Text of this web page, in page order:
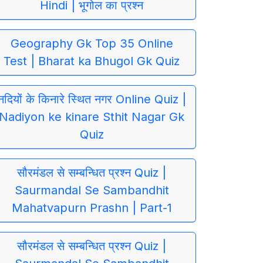
Hindi | भूगोल का प्रश्न
Geography Gk Top 35 Online
Test | Bharat ka Bhugol Gk Quiz
के किनारे स्थित नगर Online Quiz |
Nadiyon ke kinare Sthit Nagar Gk
Quiz
सौरमंडल से सम्बन्धित प्रश्न Quiz |
Saurmandal Se Sambandhit
Mahatvapurn Prashn | Part-1
सौरमंडल से सम्बन्धित प्रश्न Quiz |